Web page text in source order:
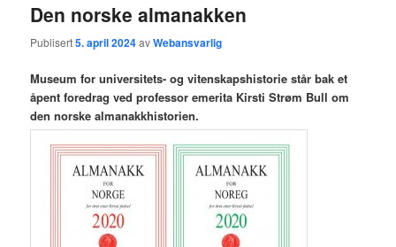
Den norske almanakken
Publisert5. april 2024avWebansvarlig
Museum for universitets- og vitenskapshistorie står bak et
åpent foredrag ved professor emerita Kirsti Strøm Bull om
den norske almanakkhistorien.